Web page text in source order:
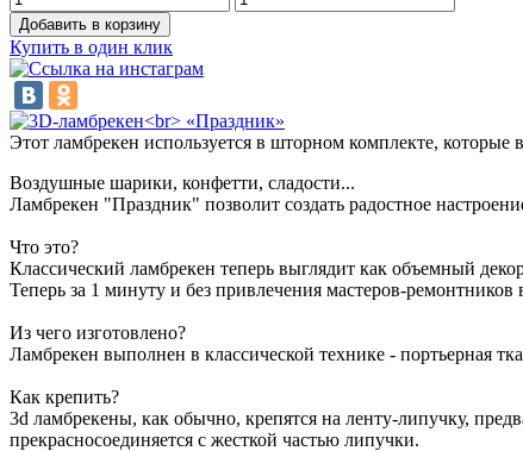
Добавить в корзину
Купить в один клик
Этот ламбрекен используется в шторном комплекте, которые
Воздушные шарики, конфетти, сладости...
Ламбрекен "Праздник" позволит создать радостное
Что это?
Классический ламбрекен теперь выглядит как объемный
Теперь за 1 минуту и без привлечения мастеров-
Из чего изготовлено?
Ламбрекен выполнен в классической технике - портьерная
Как крепить?
3d ламбрекены, как обычно, крепятся на ленту-липучку,
прекрасносоединяется с жесткой частью липучки.